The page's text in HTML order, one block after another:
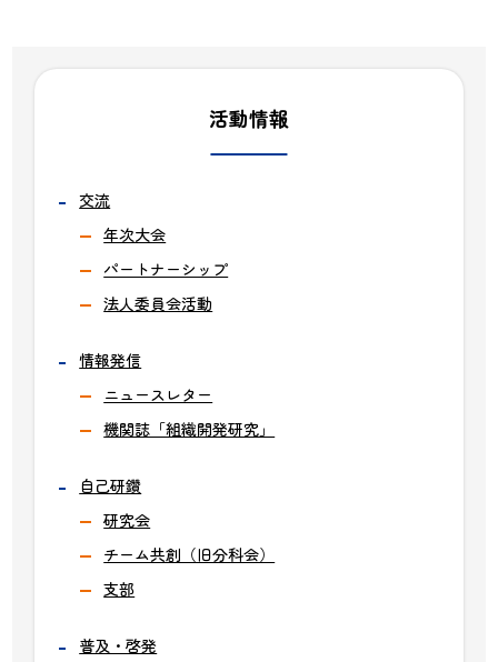
活動情報
交流
年次大会
パートナーシップ
法人委員会活動
情報発信
ニュースレター
機関誌「組織開発研究」
自己研鑽
研究会
チーム共創（旧分科会）
支部
普及・啓発